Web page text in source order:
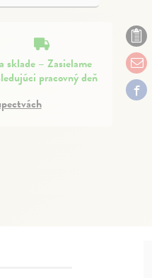
sklade – Zasielame
pracovný deň